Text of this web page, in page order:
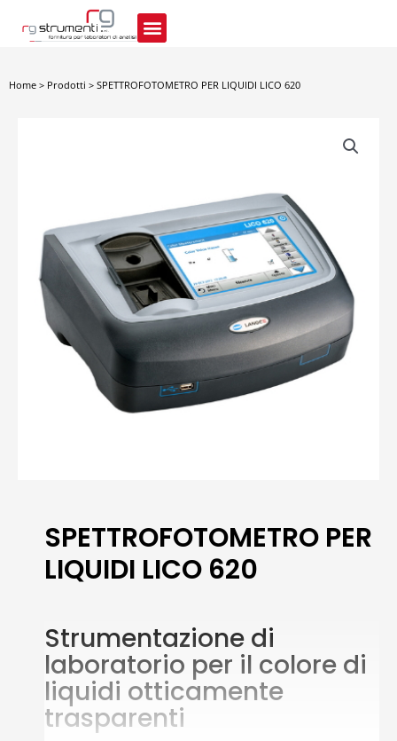
contenuto
Home > Prodotti > SPETTROFOTOMETRO PER LIQUIDI LICO 620
SPETTROFOTOMETRO PER
LIQUIDI LICO 620
Strumentazione di
laboratorio per il colore di
liquidi otticamente
trasparenti